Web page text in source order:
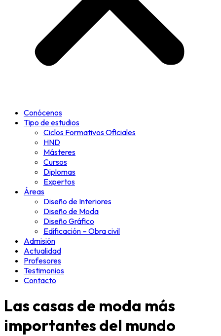
Conócenos
Tipo de estudios
Ciclos Formativos Oficiales
HND
Másteres
Cursos
Diplomas
Expertos
Áreas
Diseño de Interiores
Diseño de Moda
Diseño Gráfico
Edificación – Obra civil
Admisión
Actualidad
Profesores
Testimonios
Contacto
Las casas de moda más
importantes del mundo